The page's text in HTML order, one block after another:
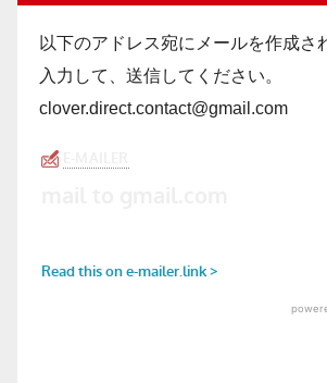
以下のアドレス宛にメールを作成さ
入力して、送信してください。
clover.direct.contact@gmail.com